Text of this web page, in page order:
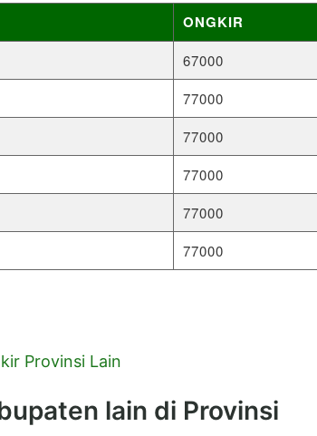
ONGKIR
67000
77000
77000
77000
77000
77000
Provinsi Lain
lain di Provinsi